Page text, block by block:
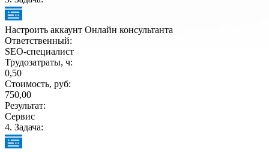
Настроить аккаунт Онлайн консультанта
Ответственный:
SEO-специалист
Трудозатраты, ч:
0,50
Стоимость, руб:
750,00
Результат:
Сервис
4. Задача: